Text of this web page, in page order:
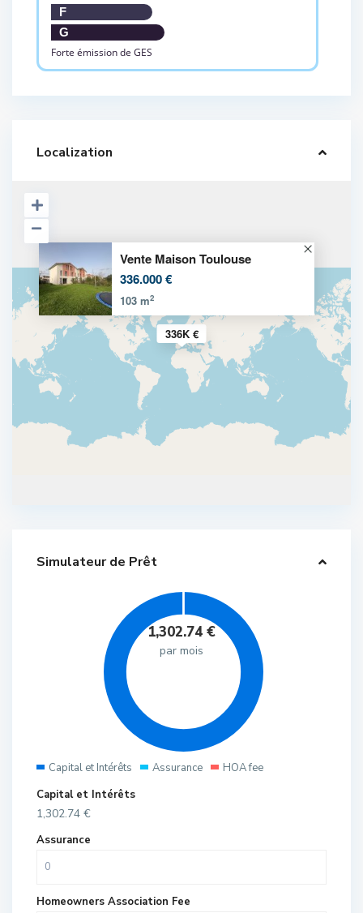
F
G
Forte émission de GES
Localization
336K €
Vente Maison Toulouse
336.000 €
103 m2
Simulateur de Prêt
1,302.74 €
par mois
Capital et Intérêts Assurance
HOA fee
Capital et Intérêts
1,302.74 €
Assurance
Homeowners Association Fee